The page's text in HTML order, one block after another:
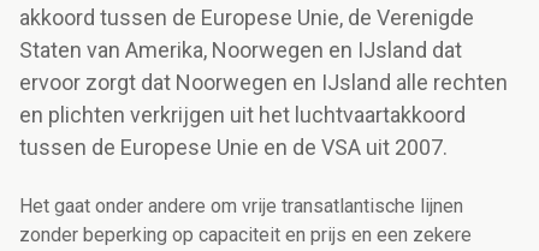
akkoord tussen de Europese Unie, de Verenigde
Staten van Amerika, Noorwegen en IJsland dat
ervoor zorgt dat Noorwegen en IJsland alle rechten
en plichten verkrijgen uit het luchtvaartakkoord
tussen de Europese Unie en de VSA uit 2007.
Het gaat onder andere om vrije transatlantische lijnen
zonder beperking op capaciteit en prijs en een zekere